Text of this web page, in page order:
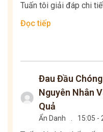
Tuấn tôi giải đáp chi
Đọc tiếp
Đau Đầu
Nguyên Nhân
Quả
Ẩn Danh 15:05 -